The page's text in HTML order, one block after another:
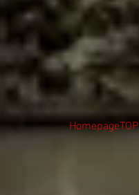
HomepageTOP